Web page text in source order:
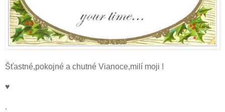
Šťastné,pokojné a chutné Vianoce,milí moji !
♥
.